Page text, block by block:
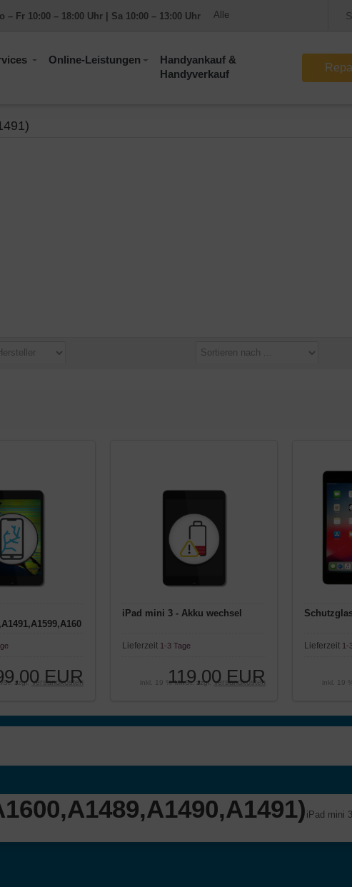
– Fr 10:00 – 18:00 Uhr | Sa 10:00 – 13:00 Uhr
Online-Leistungen
Handyankauf &
Handyverkauf
EUR
zzgl.Versandkosten
iPad mini 3 - Akku wechsel
Lieferzeit 1-3 Tage
119,00 EUR
inkl. 19 % MwSt. zzgl.Versandkosten
Lieferzeit 1-
inkl. 19
iPad mini